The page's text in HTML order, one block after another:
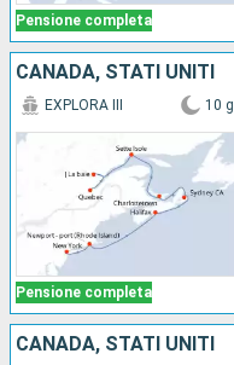
Pensione completa
CANADA, STATI UNITI
Pensione completa
EXPLORA III 10 g
CANADA, STATI UNITI